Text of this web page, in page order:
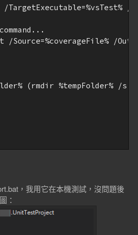
/TargetExecutable=%vsTest%
/Source=%coverageFile% /
(rmdir %tempFolder% /s
，我用它在本機測試，沒問題後
：